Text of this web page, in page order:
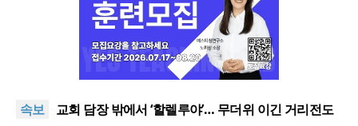
속보
[오늘의 말씀] 죄의 종에서 의의 종으로
교회 담장 밖에서 ‘할렐루야’… 무더위 이긴 거리전도